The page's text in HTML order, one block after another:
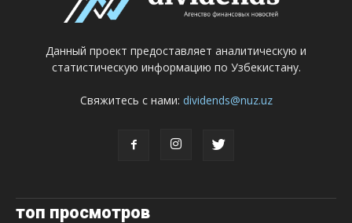
Данный проект предоставляет аналитическую и
статистическую информацию по Узбекистану.
Свяжитесь с нами: dividends@nuz.uz
топ просмотров